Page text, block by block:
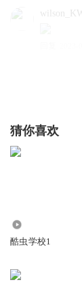
wilson_KW
疯子喜
猜你喜欢
酷虫学校1